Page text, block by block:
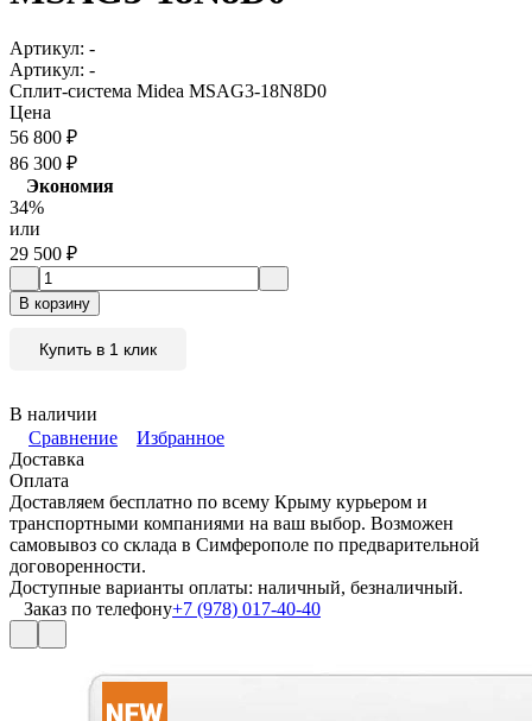
Артикул: -
Артикул: -
Сплит-система Midea MSAG3-18N8D0
Цена
56 800 ₽
86 300 ₽
Экономия
34%
или
29 500 ₽
В корзину
Купить в 1 клик
В наличии
Сравнение
Избранное
Доставка
Оплата
Доставляем бесплатно по всему Крыму курьером и
транспортными компаниями на ваш выбор. Возможен
самовывоз со склада в Симферополе по предварительной
договоренности.
Доступные варианты оплаты: наличный, безналичный.
Заказ по телефону+7 (978) 017-40-40